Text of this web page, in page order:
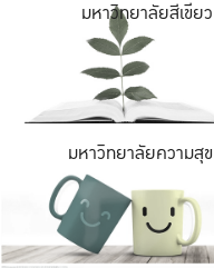
มหาวิทยาลัยสีเขียว
มหาวิทยาลัยความสุข